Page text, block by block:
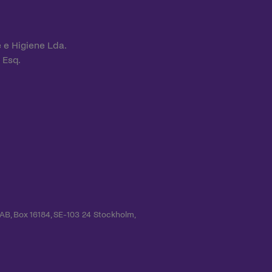
e Higiene Lda.
Box 16184, SE-103 24 Stockholm,